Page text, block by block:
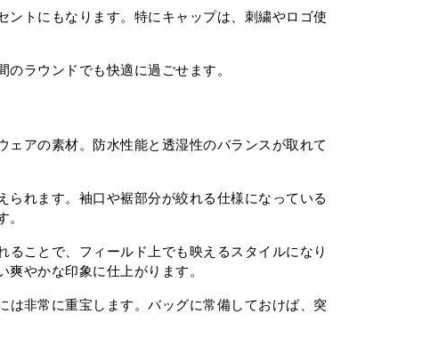
ントにもなります。特にキャップは、刺繍やロゴ使
ラウンドでも快適に過ごせます。
ェアの素材。防水性能と透湿性のバランスが取れて
れます。袖口や裾部分が絞れる仕様になっている
。
ことで、フィールド上でも映えるスタイルになり
やかな印象に仕上がります。
は非常に重宝します。バッグに常備しておけば、突